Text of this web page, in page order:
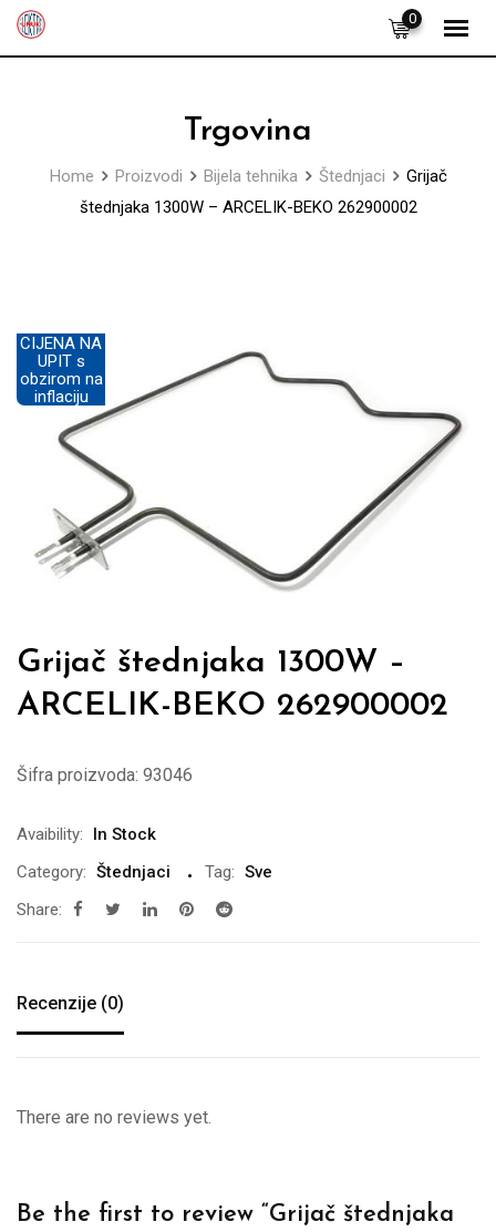
Skip
0
Trgovina
Home Proizvodi Bijela tehnika Štednjaci
Grijač
štednjaka 1300W – ARCELIK-BEKO 262900002
CIJENA NA
UPIT s
obzirom na
inflaciju
Grijač štednjaka 1300W –
ARCELIK-BEKO 262900002
Šifra proizvoda: 93046
Avaibility:
In Stock
Category: Štednjaci Tag: Sve
Share:
Recenzije (0)
There are no reviews yet.
Be the first to review “Grijač štednjaka